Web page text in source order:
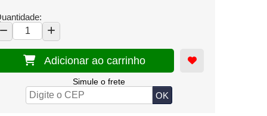
Adicionar ao carrinho
Simule o frete